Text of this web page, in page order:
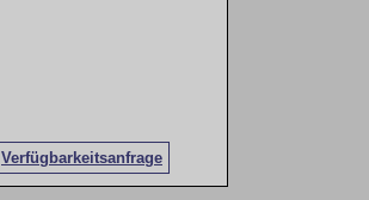
Verfügbarkeitsanfrage